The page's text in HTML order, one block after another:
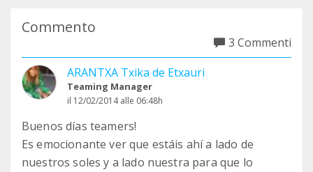
Commento
3 Commenti
ARANTXA Txika de Etxauri
Teaming Manager
il 12/02/2014 alle 06:48h
Buenos días teamers!
Es emocionante ver que estáis ahí a lado de
nuestros soles y a lado nuestra para que lo